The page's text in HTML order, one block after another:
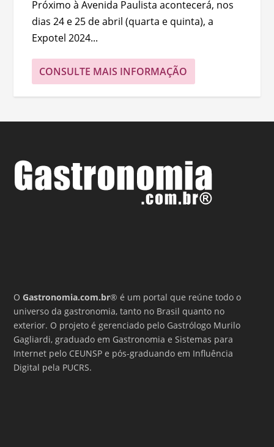
Próximo à Avenida Paulista acontecerá, nos
dias 24 e 25 de abril (quarta e quinta), a
Expotel 2024...
CONSULTE MAIS INFORMAÇÃO
OGastronomia.com.br® é um portal que reúne todo o
universo da gastronomia, tanto no Brasil quanto no
exterior. O projeto é gerenciado pelo Gastrólogo Murilo
Gagliardi, graduado em Gastronomia e Sistemas para
Internet pelo CEUNSP e pós-graduando em Influência
Digital pela PUCRS.